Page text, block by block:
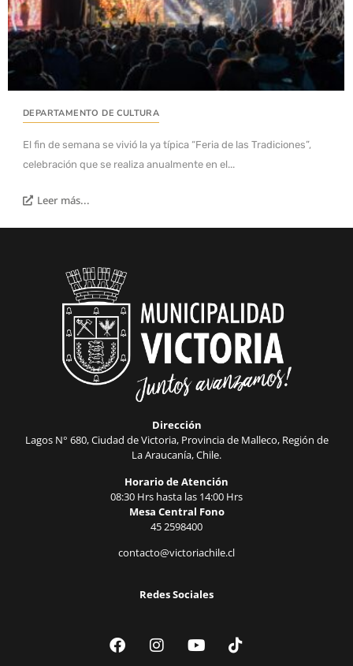
DEPARTAMENTO DE CULTURA
El fin de semana se vivió la ya típica “Feria de las Tradiciones”,
celebración que se realiza anualmente en el...
Leer más...
Dirección
Lagos N° 680, Ciudad de Victoria, Provincia de Malleco, Región de
La Araucanía, Chile.
Horario de Atención
08:30 Hrs hasta las 14:00 Hrs
Mesa Central Fono
45 2598400
contacto@victoriachile.cl
Redes Sociales